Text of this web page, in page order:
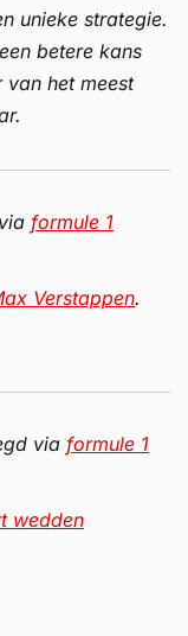
unieke strategie.
betere kans
het meest
formule 1
Verstappen.
via formule 1
wedden